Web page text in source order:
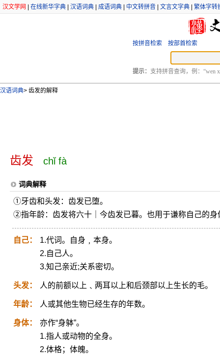
汉文学网 在线新华字典 汉语词典 成语词典 中文转拼音 文言文字典 繁体字转
按拼音检索 按部首检索
提示： 支持拼音查询，例：“wen
汉语词典> 齿发的解释
齿发 chǐ fà
词典解释
①牙齿和头发：齿发已堕。
②指年龄：齿发将六十｜今齿发已暮。也用于谦称自己的身
自己：
1.代词。自身﹐本身。
2.自己人。
3.知己亲近;关系密切。
头发： 人的前额以上﹑两耳以上和后颈部以上生长的毛。
年龄： 人或其他生物已经生存的年数。
身体：
亦作“身躰”。
1.指人或动物的全身。
2.体格；体魄。